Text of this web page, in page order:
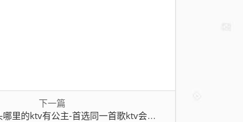
下一篇
ktv有公主-首选同一首歌ktv会所消费行情推荐